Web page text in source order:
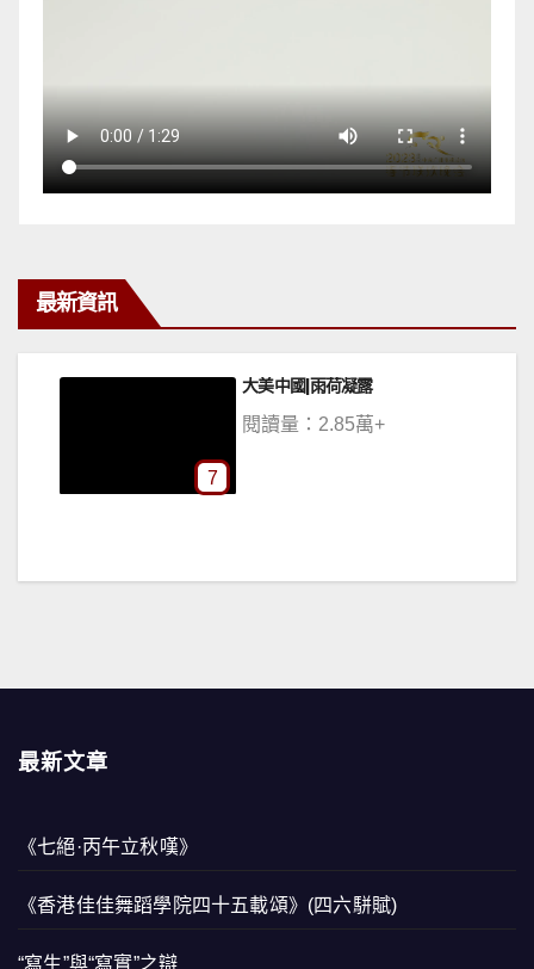
最新資訊
7
大美中國|雨荷凝露
閱讀量：2.85萬+
最新文章
《七絕·丙午立秋嘆》
《香港佳佳舞蹈學院四十五載頌》(四六駢賦)
“寫生”與“寫實”之辯